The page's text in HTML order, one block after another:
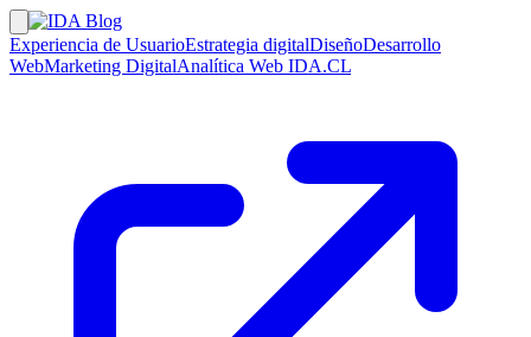
Experiencia de UsuarioEstrategia digitalDiseñoDesarrollo
WebMarketing DigitalAnalítica Web IDA.CL